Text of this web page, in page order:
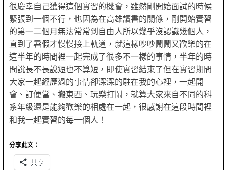
很慶幸自己獲得這個實習的機會，雖然剛開始面試的時候
緊張到一個不行，也因為在高雄讀書的關係，剛開始實習
的第一二個月無法常常到自由人所以幾乎沒認識幾個人，
直到了暑假才慢慢接上軌道，就這樣吵吵鬧鬧又歡樂的在
這半年的時間裡一起完成了很多不一樣的事情，半年的時
間說長不長說短也不算短，即使實習結束了但在實習期間
大家一起經歷過的事情卻深深的駐在我的心裡，一起開
會、訂便當、搬東西、玩樂打鬧，就算大家來自不同的科
系年級還是能夠歡樂的相處在一起，很感謝在這段時間裡
和我一起實習的每一個人！
分享此文：
共享